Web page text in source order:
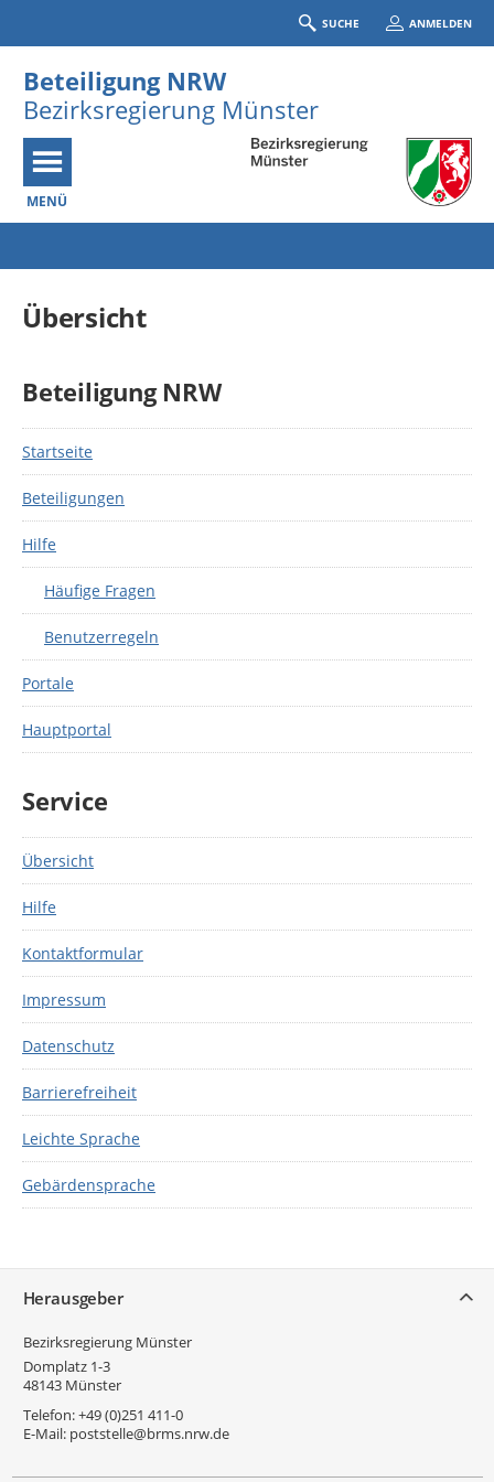
SUCHE ANMELDEN
Beteiligung NRW
Bezirksregierung Münster
MENÜ
Übersicht
Beteiligung NRW
Startseite
Beteiligungen
Hilfe
Häufige Fragen
Benutzerregeln
Portale
Hauptportal
Service
Übersicht
Hilfe
Kontaktformular
Impressum
Datenschutz
Barrierefreiheit
Leichte Sprache
Gebärdensprache
Herausgeber
Bezirksregierung Münster
Domplatz 1-3
48143 Münster
Telefon:+49 (0)251 411-0
E-Mail: poststelle@brms.nrw.de